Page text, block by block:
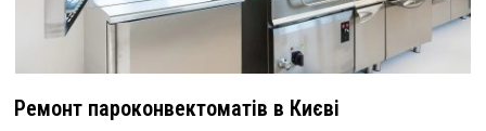
Ремонт пароконвектоматів в Києві